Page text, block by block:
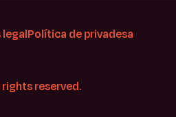
legalPolítica de privadesa
reserved.